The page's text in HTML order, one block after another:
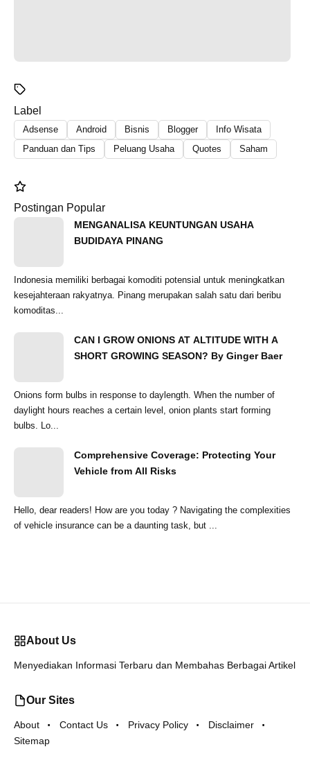
Label
Adsense Android Bisnis Blogger
Info Wisata
Panduan dan Tips
Peluang Usaha Quotes Saham
Postingan Popular
MENGANALISA KEUNTUNGAN USAHA
BUDIDAYA PINANG
Indonesia memiliki berbagai komoditi potensial untuk meningkatkan
kesejahteraan rakyatnya. Pinang merupakan salah satu dari beribu
komoditas...
CAN I GROW ONIONS AT ALTITUDE WITH A
SHORT GROWING SEASON? By Ginger Baer
Onions form bulbs in response to daylength. When the number of
daylight hours reaches a certain level, onion plants start forming
bulbs. Lo...
Comprehensive Coverage: Protecting Your
Vehicle from All Risks
Hello, dear readers! How are you today ? Navigating the complexities
of vehicle insurance can be a daunting task, but ...
About Us
Menyediakan Informasi Terbaru dan Membahas Berbagai Artikel
Our Sites
About Contact Us Privacy Policy
Disclaimer
Sitemap